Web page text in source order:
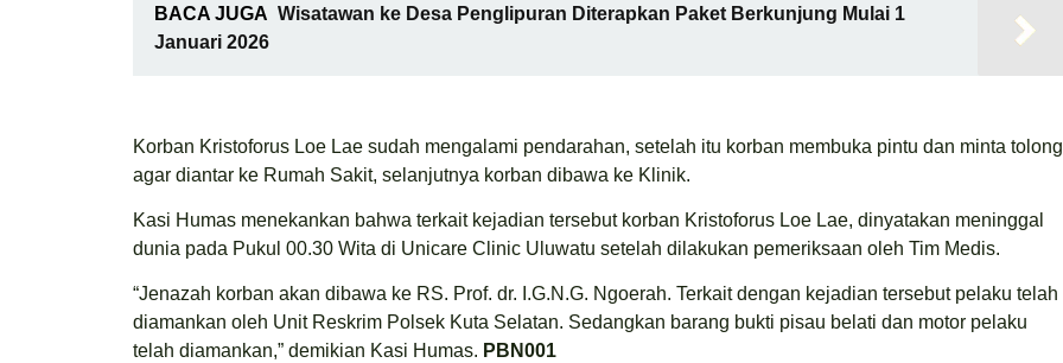
BACA JUGA Wisatawan ke Desa Penglipuran Diterapkan Paket Berkunjung Mulai 1
Januari 2026
Korban Kristoforus Loe Lae sudah mengalami pendarahan, setelah itu korban membuka pintu dan minta tolong
agar diantar ke Rumah Sakit, selanjutnya korban dibawa ke Klinik.
Kasi Humas menekankan bahwa terkait kejadian tersebut korban Kristoforus Loe Lae, dinyatakan meninggal
dunia pada Pukul 00.30 Wita di Unicare Clinic Uluwatu setelah dilakukan pemeriksaan oleh Tim Medis.
“Jenazah korban akan dibawa ke RS. Prof. dr. I.G.N.G. Ngoerah. Terkait dengan kejadian tersebut pelaku telah
diamankan oleh Unit Reskrim Polsek Kuta Selatan. Sedangkan barang bukti pisau belati dan motor pelaku
telah diamankan,” demikian Kasi Humas. PBN001